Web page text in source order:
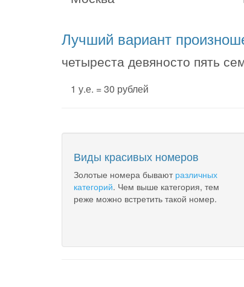
Лучший вариант
четыреста девяносто пять
1 у.е. = 30 рублей
Виды красивых номеров
Золотые номера бывают различных
категорий. Чем выше категория, тем
реже можно встретить такой номер.